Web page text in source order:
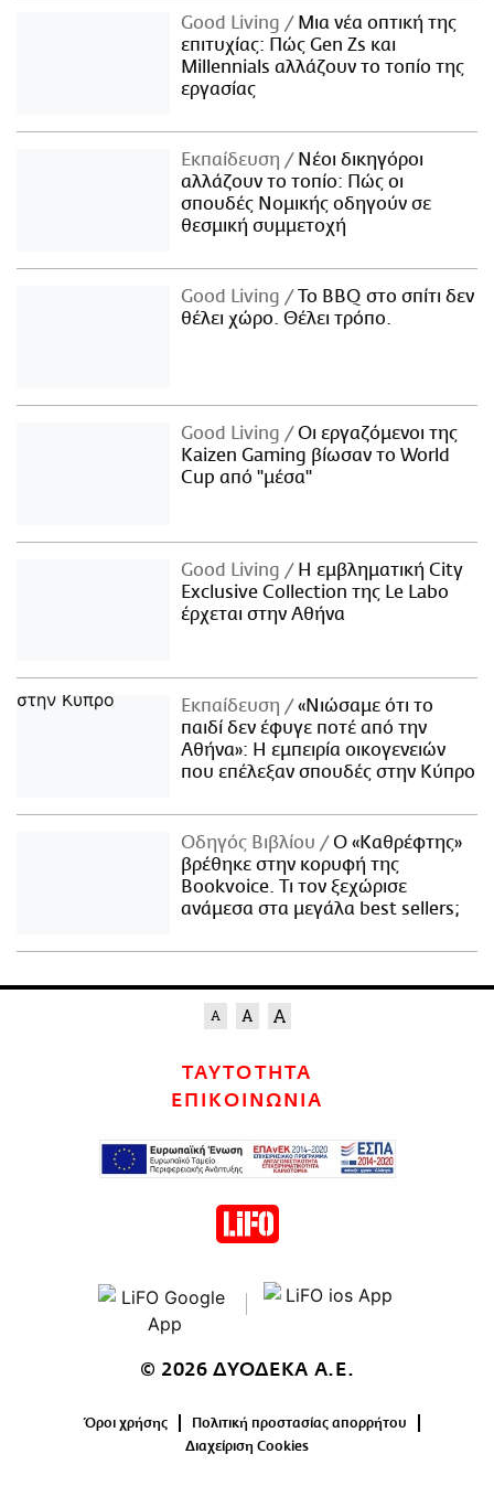
Good Living
Μια νέα οπτική της
επιτυχίας: Πώς Gen Zs και
Millennials αλλάζουν το τοπίο της
εργασίας
Εκπαίδευση
Νέοι δικηγόροι
αλλάζουν το τοπίο: Πώς οι
σπουδές Νομικής οδηγούν σε
θεσμική συμμετοχή
Good Living
Το BBQ στο σπίτι δεν
θέλει χώρο. Θέλει τρόπο.
Good Living
Οι εργαζόμενοι της
Kaizen Gaming βίωσαν το World
Cup από "μέσα"
Good Living
Η εμβληματική City
Exclusive Collection της Le Labo
έρχεται στην Αθήνα
Εκπαίδευση
«Νιώσαμε ότι το
παιδί δεν έφυγε ποτέ από την
Αθήνα»: Η εμπειρία οικογενειών
που επέλεξαν σπουδές στην Κύπρο
Οδηγός Βιβλίου
Ο «Καθρέφτης»
βρέθηκε στην κορυφή της
Bookvoice. Τι τον ξεχώρισε
ανάμεσα στα μεγάλα best sellers;
ΤΑΥΤΟΤΗΤΑ
ΕΠΙΚΟΙΝΩΝΙΑ
© 2026 ΔΥΟΔΕΚΑ Α.Ε.
Όροι χρήσης
Πολιτική προστασίας απορρήτου
Διαχείριση Cookies